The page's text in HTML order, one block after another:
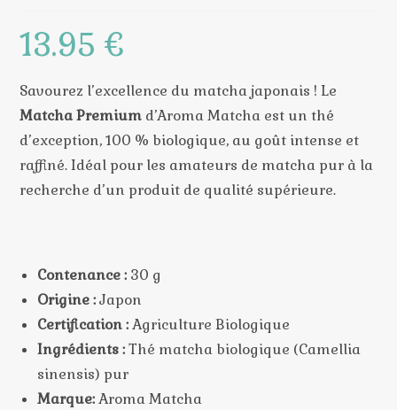
13.95€
Savourez l’excellence du matcha japonais ! Le
Matcha Premium d’Aroma Matcha est un thé
d’exception, 100 % biologique, au goût intense et
raffiné. Idéal pour les amateurs de matcha pur à la
recherche d’un produit de qualité supérieure.
Contenance : 30 g
Origine :Japon
Certification :Agriculture Biologique
Ingrédients :Thé matcha biologique (Camellia
sinensis) pur
Marque:Aroma Matcha